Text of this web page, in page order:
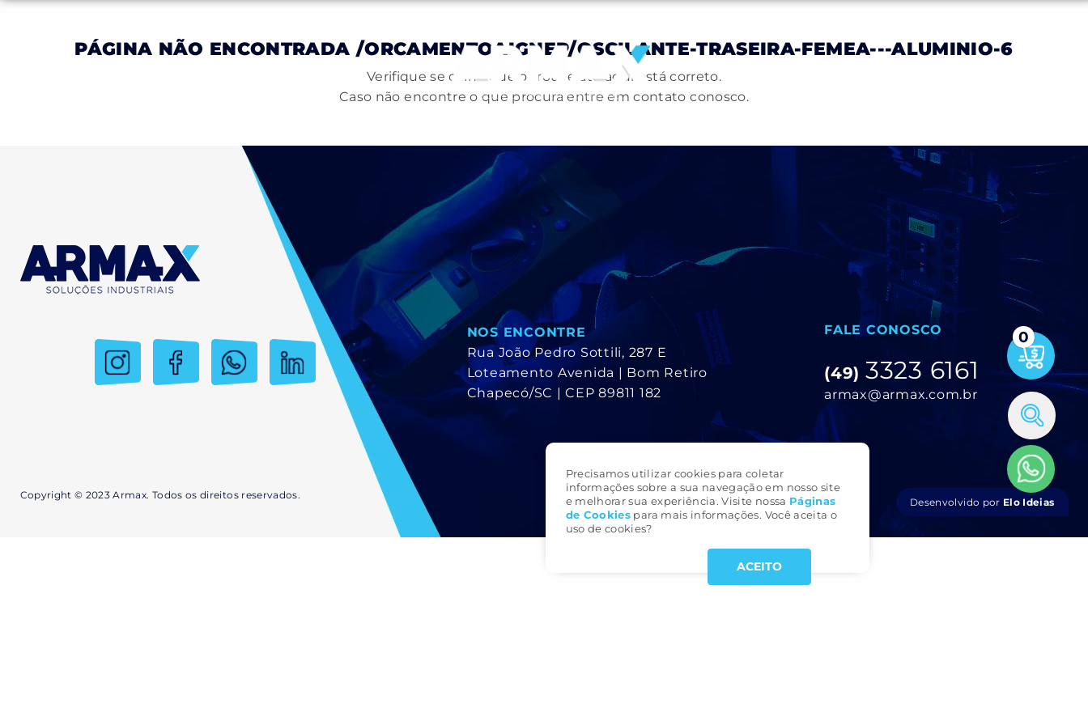
Precisamos utilizar cookies para coletar
informações sobre a sua navegação em nosso site
e melhorar sua experiência. Visite nossa Páginas
de Cookies para mais informações. Você aceita o
uso de cookies?
ACEITO
PÁGINA NÃO ENCONTRADA /ORCAMENTOAIGNEP/OSCILANTE-TRASEIRA-FEMEA---ALUMINIO-6
Verifique se o link que o trouxe até aqui está correto.
Caso não encontre o que procura entre em contato conosco.
0
NOS ENCONTRE
Rua João Pedro Sottili, 287 E
Loteamento Avenida | Bom Retiro
Chapecó/SC | CEP 89811 182
FALE CONOSCO
(49) 3323 6161
armax@armax.com.br
Copyright © 2023 Armax. Todos os direitos reservados.
Desenvolvido por Elo Ideias